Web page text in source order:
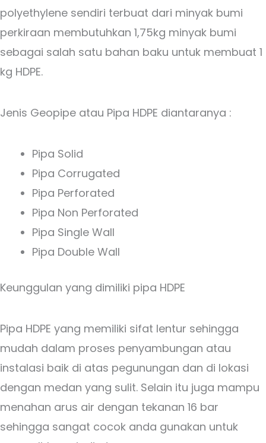
polyethylene sendiri terbuat dari minyak bumi
perkiraan membutuhkan 1,75kg minyak bumi
sebagai salah satu bahan baku untuk membuat 1
kg HDPE.
Jenis Geopipe atau Pipa HDPE diantaranya :
Pipa Solid
Pipa Corrugated
Pipa Perforated
Pipa Non Perforated
Pipa Single Wall
Pipa Double Wall
Keunggulan yang dimiliki pipa HDPE
Pipa HDPE yang memiliki sifat lentur sehingga
mudah dalam proses penyambungan atau
instalasi baik di atas pegunungan dan di lokasi
dengan medan yang sulit. Selain itu juga mampu
menahan arus air dengan tekanan 16 bar
sehingga sangat cocok anda gunakan untuk